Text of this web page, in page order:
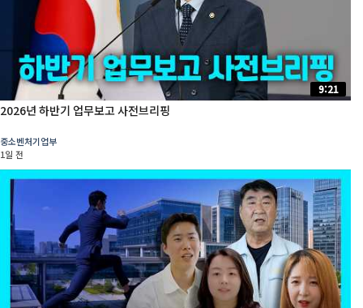
9:21
2026년 하반기 업무보고 사전브리핑
중소벤처기업부
1일 전